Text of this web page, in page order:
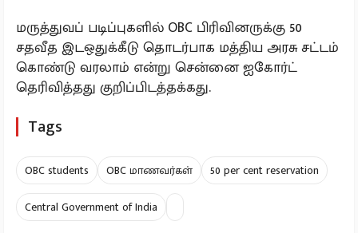
மருத்துவப் படிப்புகளில் OBC பிரிவினருக்கு 50
சதவீத இடஒதுக்கீடு தொடர்பாக மத்திய அரசு சட்டம்
கொண்டு வரலாம் என்று சென்னை ஐகோர்ட்
தெரிவித்தது குறிப்பிடத்தக்கது.
Tags
OBC students OBC மாணவர்கள்
50 per cent reservation
Central Government of India